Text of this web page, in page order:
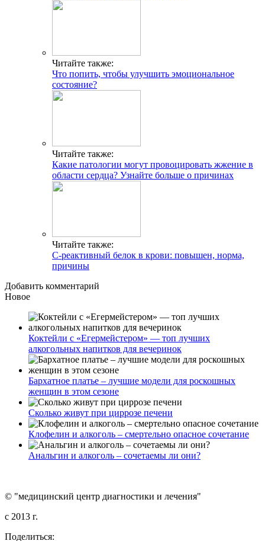
Читайте также:
Что попить, чтобы улучшить эмоциональное
состояние?
Читайте также:
Какие патологии могут провоцировать жжение в
области сердца? Узнайте больше о причинах
Читайте также:
С-реактивный белок в крови: повышен, норма,
причины
Добавить комментарий
Новое
Коктейли с «Егермейстером» — топ лучших
алкогольных напитков для вечеринок
Бархатное платье – лучшие модели для роскошных
женщин в этом сезоне
Сколько живут при циррозе печени
Клофелин и алкоголь – смертельно опасное сочетание
Анальгин и алкоголь – сочетаемы ли они?
© "медицинский центр диагностики и лечения"
c 2013 г.
Поделиться: